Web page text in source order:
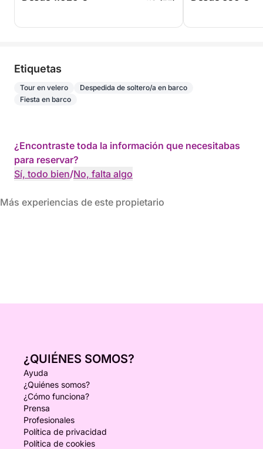
Etiquetas
Tour en velero
Despedida de soltero/a en barco
Fiesta en barco
¿Encontraste toda la información que necesitabas
para reservar?
Sí, todo bien/No, falta algo
Más experiencias de este propietario
¿QUIÉNES SOMOS?
Ayuda
¿Quiénes somos?
¿Cómo funciona?
Prensa
Profesionales
Política de privacidad
Política de cookies